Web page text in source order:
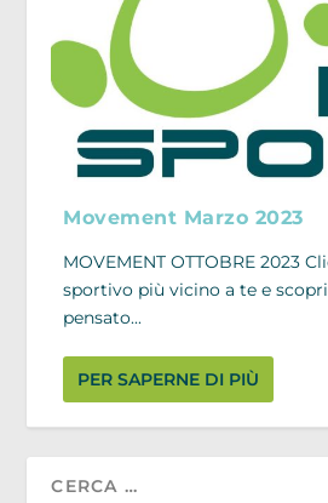
Movement Marzo 2023
MOVEMENT OTTOBRE 2023
sportivo più vicino a te e
pensato...
PER SAPERNE DI PIÙ